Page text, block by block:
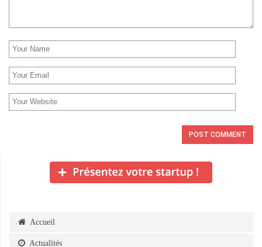
Accueil
Actualités